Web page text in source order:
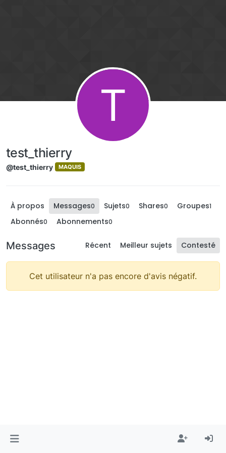
T
test_thierry
@test_thierry MAQUIS
À propos Messages0 Sujets0 Shares0 Groupes1
Abonnés0 Abonnements0
Messages Récent Meilleur sujets Contesté
Cet utilisateur n'a pas encore d'avis négatif.